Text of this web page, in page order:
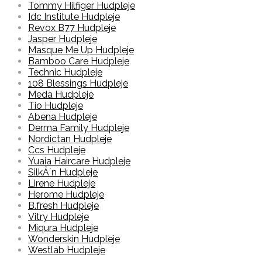
Tommy Hilfiger Hudpleje
Idc Institute Hudpleje
Revox B77 Hudpleje
Jasper Hudpleje
Masque Me Up Hudpleje
Bamboo Care Hudpleje
Technic Hudpleje
108 Blessings Hudpleje
Meda Hudpleje
Tio Hudpleje
Abena Hudpleje
Derma Family Hudpleje
Nordictan Hudpleje
Ccs Hudpleje
Yuaia Haircare Hudpleje
SilkÂ´n Hudpleje
Lirene Hudpleje
Herome Hudpleje
B.fresh Hudpleje
Vitry Hudpleje
Miqura Hudpleje
Wonderskin Hudpleje
Westlab Hudpleje